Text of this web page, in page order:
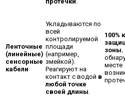
Ленточные
(линейные)
сенсорные
кабели
Укладываются по
всей
контролируемой
площади
(например,
змейкой).
Реагируют на
контакт с водой в
любой точке
своей длины
100%
зоны.
месте